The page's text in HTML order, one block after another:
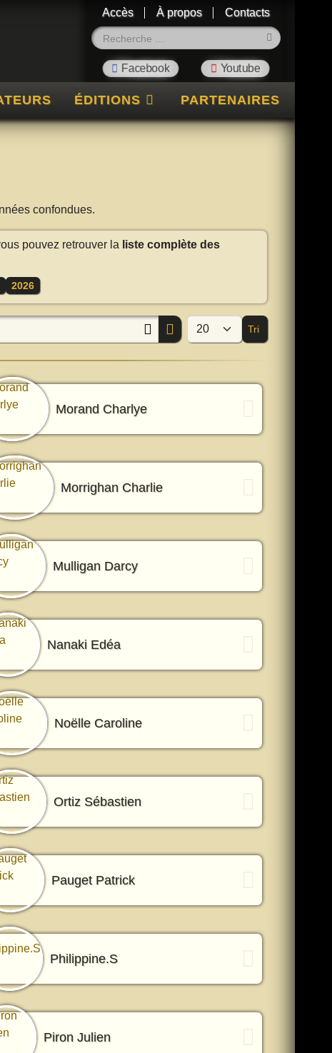
Accès À propos
Contacts
ÉDITIONS PARTENAIRES
confondues.
pouvez retrouver la liste complète des
2026
Afficher #
Tri
Morand Charlye
Morrighan Charlie
Mulligan Darcy
Nanaki Edéa
Noëlle Caroline
Ortiz Sébastien
Pauget Patrick
Philippine.S
Piron Julien